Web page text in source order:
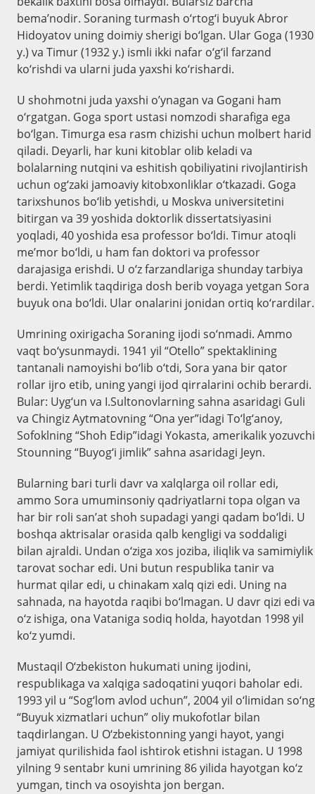
bema’nodir. Soraning turmash o‘rtog‘i buyuk Abror
Hidoyatov uning doimiy sherigi bo‘lgan. Ular Goga (1930
y.) va Timur (1932 y.) ismli ikki nafar o‘g‘il farzand
ko‘rishdi va ularni juda yaxshi ko‘rishardi.
U shohmotni juda yaxshi o’ynagan va Gogani ham
o‘rgatgan. Goga sport ustasi nomzodi sharafiga ega
bo‘lgan. Timurga esa rasm chizishi uchun molbert harid
qiladi. Deyarli, har kuni kitoblar olib keladi va
bolalarning nutqini va eshitish qobiliyatini rivojlantirish
uchun og‘zaki jamoaviy kitobxonliklar o‘tkazadi. Goga
tarixshunos bo‘lib yetishdi, u Moskva universitetini
bitirgan va 39 yoshida doktorlik dissertatsiyasini
yoqladi, 40 yoshida esa professor bo‘ldi. Timur atoqli
me’mor bo‘ldi, u ham fan doktori va professor
darajasiga erishdi. U o‘z farzandlariga shunday tarbiya
berdi. Yetimlik taqdiriga dosh berib voyaga yetgan Sora
buyuk ona bo‘ldi. Ular onalarini jonidan ortiq ko‘rardilar.
Umrining oxirigacha Soraning ijodi so‘nmadi. Ammo
vaqt bo‘ysunmaydi. 1941 yil “Otello” spektaklining
tantanali namoyishi bo‘lib o‘tdi, Sora yana bir qator
rollar ijro etib, uning yangi ijod qirralarini ochib berardi.
Bular: Uyg‘un va I.Sultonovlarning sahna asaridagi Guli
va Chingiz Aytmatovning “Ona yer”idagi To‘lg‘anoy,
Sofoklning “Shoh Edip”idagi Yokasta, amerikalik yozuvchi
Stounning “Buyog‘i jimlik” sahna asaridagi Jeyn.
Bularning bari turli davr va xalqlarga oil rollar edi,
ammo Sora umuminsoniy qadriyatlarni topa olgan va
har bir roli san’at shoh supadagi yangi qadam bo‘ldi. U
boshqa aktrisalar orasida qalb kengligi va soddaligi
bilan ajraldi. Undan o‘ziga xos joziba, iliqlik va samimiylik
tarovat sochar edi. Uni butun respublika tanir va
hurmat qilar edi, u chinakam xalq qizi edi. Uning na
sahnada, na hayotda raqibi bo‘lmagan. U davr qizi edi va
o‘z ishiga, ona Vataniga sodiq holda, hayotdan 1998 yil
ko‘z yumdi.
Mustaqil O‘zbekiston hukumati uning ijodini,
respublikaga va xalqiga sadoqatini yuqori baholar edi.
1993 yil u “Sog‘lom avlod uchun”, 2004 yil o‘limidan so‘ng
“Buyuk xizmatlari uchun” oliy mukofotlar bilan
taqdirlangan. U O‘zbekistonning yangi hayot, yangi
jamiyat qurilishida faol ishtirok etishni istagan. U 1998
yilning 9 sentabr kuni umrining 86 yilida hayotgan ko‘z
yumgan, tinch va osoyishta jon bergan.